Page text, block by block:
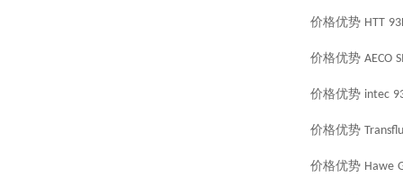
价格优势 HTT
价格优势 AECO
价格优势 intec
价格优势
价格优势 Hawe